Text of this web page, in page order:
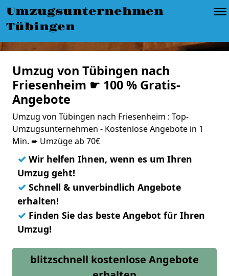
Umzugsunternehmen
Tübingen
Umzug von Tübingen nach
Friesenheim ☛ 100 % Gratis-
Angebote
Umzug von Tübingen nach Friesenheim : Top-
Umzugsunternehmen - Kostenlose Angebote in 1
Min. ➨ Umzüge ab 70€
✓ Wir helfen Ihnen, wenn es um Ihren
Umzug geht!
✓ Schnell & unverbindlich Angebote
erhalten!
✓ Finden Sie das beste Angebot für Ihren
Umzug!
blitzschnell kostenlose Angebote